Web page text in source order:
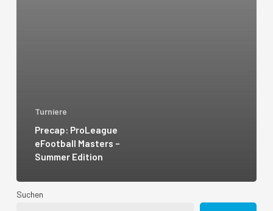
Turniere
Precap: ProLeague
eFootball Masters –
Summer Edition
Suchen